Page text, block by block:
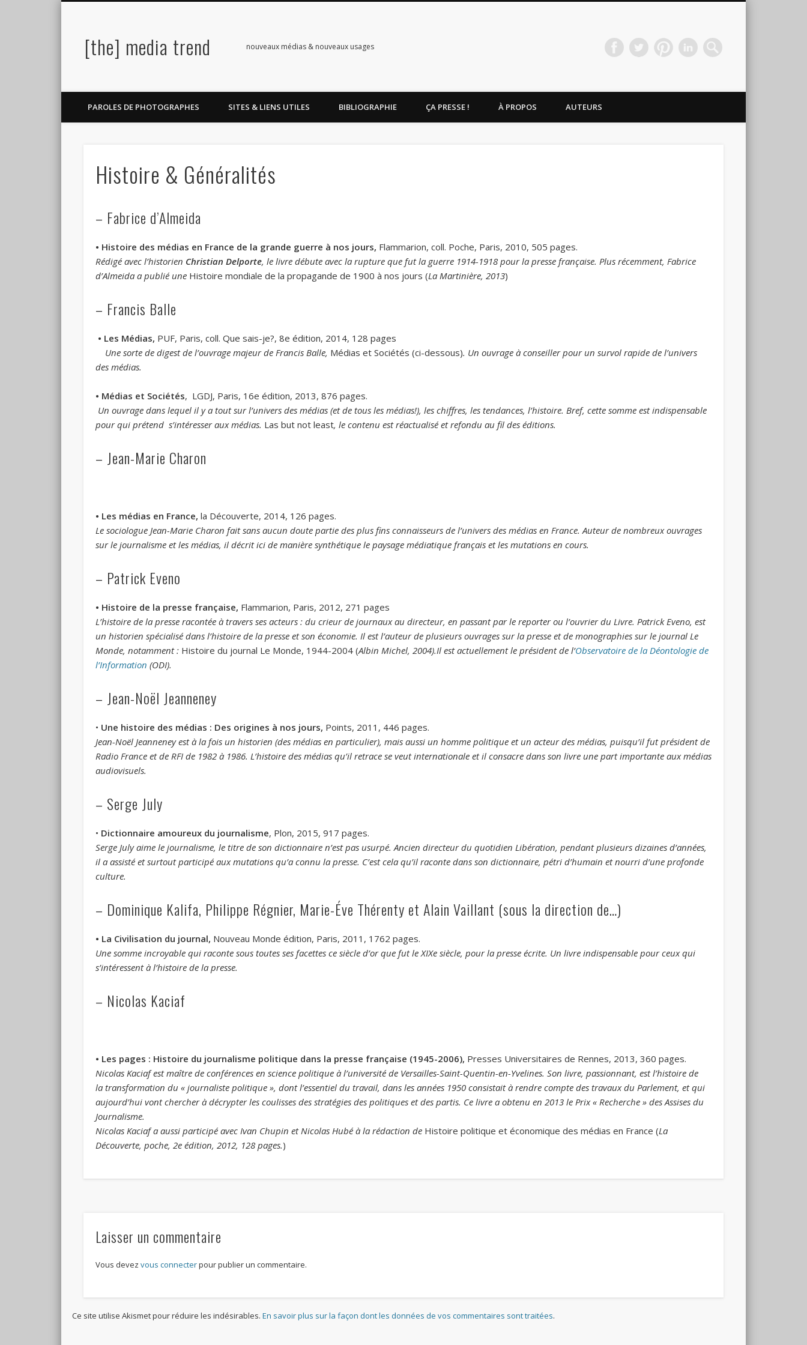
[the] media trend nouveaux médias & nouveaux usages
LinkedIn
PAROLES DE PHOTOGRAPHES SITES & LIENS UTILES BIBLIOGRAPHIE ÇA PRESSE ! À PROPOS AUTEURS
Histoire & Généralités
– Fabrice d’Almeida
• Histoire des médias en France de la grande guerre à nos jours, Flammarion, coll. Poche, Paris, 2010, 505 pages.
Rédigé avec l’historien Christian Delporte, le livre débute avec la rupture que fut la guerre 1914-1918 pour la presse française. Plus récemment, Fabrice
d’Almeida a publié une Histoire mondiale de la propagande de 1900 à nos jours (La Martinière, 2013)
– Francis Balle
• Les Médias, PUF, Paris, coll. Que sais-je?, 8e édition, 2014, 128 pages
Une sorte de digest de l’ouvrage majeur de Francis Balle, Médias et Sociétés (ci-dessous). Un ouvrage à conseiller pour un survol rapide de l’univers
des médias.
• Médias et Sociétés, LGDJ, Paris, 16e édition, 2013, 876 pages.
Un ouvrage dans lequel il y a tout sur l’univers des médias (et de tous les médias!), les chiffres, les tendances, l’histoire. Bref, cette somme est indispensable
pour qui prétend s’intéresser aux médias. Las but not least, le contenu est réactualisé et refondu au fil des éditions.
– Jean-Marie Charon
• Les médias en France, la Découverte, 2014, 126 pages.
Le sociologue Jean-Marie Charon fait sans aucun doute partie des plus fins connaisseurs de l’univers des médias en France. Auteur de nombreux ouvrages
sur le journalisme et les médias, il décrit ici de manière synthétique le paysage médiatique français et les mutations en cours.
– Patrick Eveno
• Histoire de la presse française, Flammarion, Paris, 2012, 271 pages
L’histoire de la presse racontée à travers ses acteurs : du crieur de journaux au directeur, en passant par le reporter ou l’ouvrier du Livre. Patrick Eveno, est
un historien spécialisé dans l’histoire de la presse et son économie. Il est l’auteur de plusieurs ouvrages sur la presse et de monographies sur le journal Le
Monde, notamment : Histoire du journal Le Monde, 1944-2004 (Albin Michel, 2004).Il est actuellement le président de l’Observatoire de la Déontologie de
l’Information (ODI).
– Jean-Noël Jeanneney
• Une histoire des médias : Des origines à nos jours, Points, 2011, 446 pages.
Jean-Noël Jeanneney est à la fois un historien (des médias en particulier), mais aussi un homme politique et un acteur des médias, puisqu’il fut président de
Radio France et de RFI de 1982 à 1986. L’histoire des médias qu’il retrace se veut internationale et il consacre dans son livre une part importante aux médias
audiovisuels.
– Serge July
• Dictionnaire amoureux du journalisme, Plon, 2015, 917 pages.
Serge July aime le journalisme, le titre de son dictionnaire n’est pas usurpé. Ancien directeur du quotidien Libération, pendant plusieurs dizaines d’années,
il a assisté et surtout participé aux mutations qu’a connu la presse. C’est cela qu’il raconte dans son dictionnaire, pétri d’humain et nourri d’une profonde
culture.
– Dominique Kalifa, Philippe Régnier, Marie-Éve Thérenty et Alain Vaillant (sous la direction de…)
• La Civilisation du journal, Nouveau Monde édition, Paris, 2011, 1762 pages.
Une somme incroyable qui raconte sous toutes ses facettes ce siècle d’or que fut le XIXe siècle, pour la presse écrite. Un livre indispensable pour ceux qui
s’intéressent à l’histoire de la presse.
– Nicolas Kaciaf
• Les pages : Histoire du journalisme politique dans la presse française (1945-2006), Presses Universitaires de Rennes, 2013, 360 pages.
Nicolas Kaciaf est maître de conférences en science politique à l’université de Versailles-Saint-Quentin-en-Yvelines. Son livre, passionnant, est l’histoire de
la transformation du « journaliste politique », dont l’essentiel du travail, dans les années 1950 consistait à rendre compte des travaux du Parlement, et qui
aujourd’hui vont chercher à décrypter les coulisses des stratégies des politiques et des partis. Ce livre a obtenu en 2013 le Prix « Recherche » des Assises du
Journalisme.
Nicolas Kaciaf a aussi participé avec Ivan Chupin et Nicolas Hubé à la rédaction deHistoire politique et économique des médias en France (La
Découverte, poche, 2e édition, 2012, 128 pages.)
Laisser un commentaire
Vous devez vous connecterpour publier un commentaire.
Ce site utilise Akismet pour réduire les indésirables.En savoir plus sur la façon dont les données de vos commentaires sont traitées.